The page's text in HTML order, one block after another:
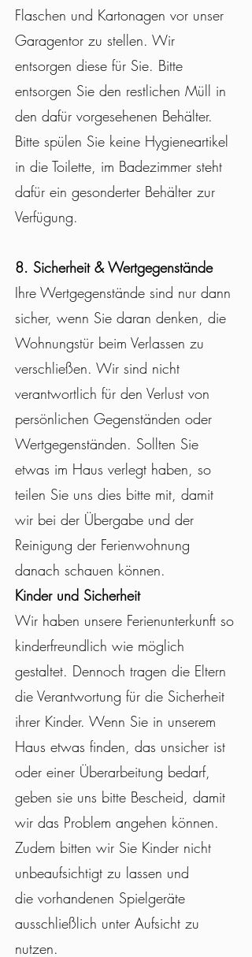
Flaschen und Kartonagen vor unser
Garagentor zu stellen. Wir
entsorgen diese für Sie. Bitte
entsorgen Sie den restlichen Müll in
den dafür vorgesehenen Behälter.
Bitte spülen Sie keine Hygieneartikel
in die Toilette, im Badezimmer steht
dafür ein gesonderter Behälter zur
Verfügung.
8. Sicherheit & Wertgegenstände
Ihre Wertgegenstände sind nur dann
sicher, wenn Sie daran denken, die
Wohnungstür beim Verlassen zu
verschließen. Wir sind nicht
verantwortlich für den Verlust von
persönlichen Gegenständen oder
Wertgegenständen. Sollten Sie
etwas im Haus verlegt haben, so
teilen Sie uns dies bitte mit, damit
wir bei der Übergabe und der
Reinigung der Ferienwohnung
danach schauen können.
Kinder und Sicherheit
Wir haben unsere Ferienunterkunft so
kinderfreundlich wie möglich
gestaltet. Dennoch tragen die Eltern
die Verantwortung für die Sicherheit
ihrer Kinder. Wenn Sie in unserem
Haus etwas finden, das unsicher ist
oder einer Überarbeitung bedarf,
geben sie uns bitte Bescheid, damit
wir das Problem angehen können.
Zudem bitten wir Sie Kinder nicht
unbeaufsichtigt zu lassen und
die vorhandenen Spielgeräte
ausschließlich unter Aufsicht zu
nutzen.